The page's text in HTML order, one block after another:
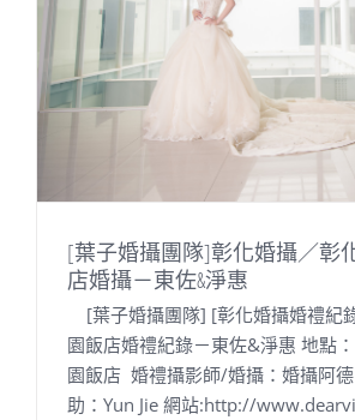
[葉子婚攝團隊]彰化婚攝／彰
店婚攝－東佐&淨惠
[葉子婚攝團隊] [彰化婚攝婚禮紀
園飯店婚禮紀錄－東佐&淨惠 地點
園飯店 婚禮攝影師/婚攝：婚攝阿
助：Yun Jie 網站:http://